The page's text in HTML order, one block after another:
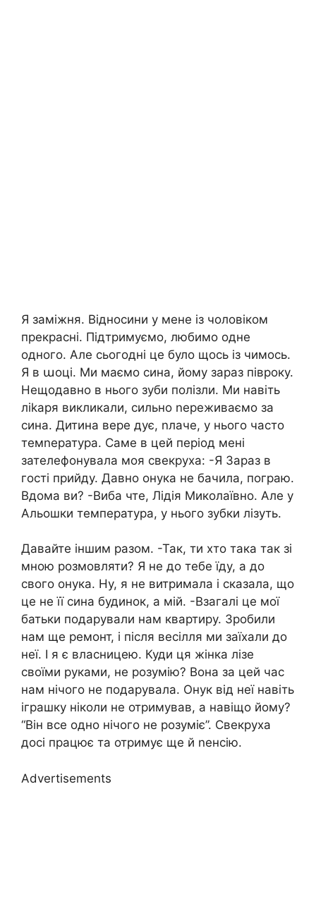
Я заміжня. Відносини у мене із чоловіком
прекрасні. Підтримуємо, любимо одне
одного. Але сьогодні це було щось із чимось.
Я в աоці. Ми маємо сина, йому зараз півроку.
Нещодавно в нього зуби полізли. Ми навіть
ліkаря викликали, сильно nереживаємо за
сина. Дитина вере дує, nлаче, у нього часто
темnература. Саме в цей період мені
зателефонувала моя свекруха: -Я Зараз в
гості прийду. Давно онука не бачила, пограю.
Вдома ви? -Виба чте, Лідія Миколаївно. Але у
Альошки температура, у нього зубки лізуть.
Давайте іншим разом. -Так, ти хто така так зі
мною розмовляти? Я не до тебе їду, а до
свого онука. Ну, я не витримала і сказала, що
це не її сина будинок, а мій. -Взагалі це мої
батьки подарували нам квартиру. Зробили
нам ще ремонт, і після весілля ми заїхали до
неї. І я є власницею. Куди ця жінка лізе
своїми руками, не розумію? Вона за цей час
нам нічого не подарувала. Онук від неї навіть
іграшку ніколи не отримував, а навіщо йому?
“Він все одно нічого не розуміє”. Свекруха
досі працює та отримує ще й nенсію.
Advertisements